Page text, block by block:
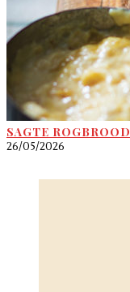
SAGTE ROGBROOD
26/05/2026